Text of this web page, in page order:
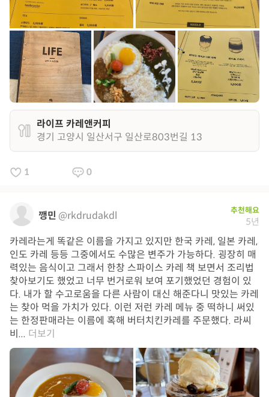
라이프 카레앤커피
경기 고양시 일산서구 일산로803번길 13
1 0
깽민 @rkdrudakdl 추천해요
5년
카레라는게 똑같은 이름을 가지고 있지만 한국 카레, 일본 카레,
인도 카레 등등 그중에서도 수많은 변주가 가능하다. 굉장히 매
력있는 음식이고 그래서 한창 스파이스 카레 책 보면서 조리법
찾아보기도 했었고 너무 번거로워 보여 포기했었던 경험이 있
다. 내가 할 수고로움을 다른 사람이 대신 해준다니 맛있는 카레
는 찾아 먹을 가치가 있다. 이런 저런 카레 메뉴 중 떡하니 써있
는 한정판매라는 이름에 혹해 버터치킨카레를 주문했다. 라씨
비... 더보기